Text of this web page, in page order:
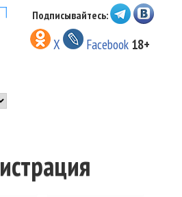
к основному
содержанию
Подписывайтесь:
X Facebook 18+